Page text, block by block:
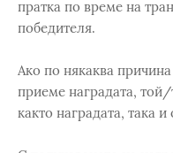
пратка по време на
победителя.
Ако по някаква
приеме наградата,
както наградата, така